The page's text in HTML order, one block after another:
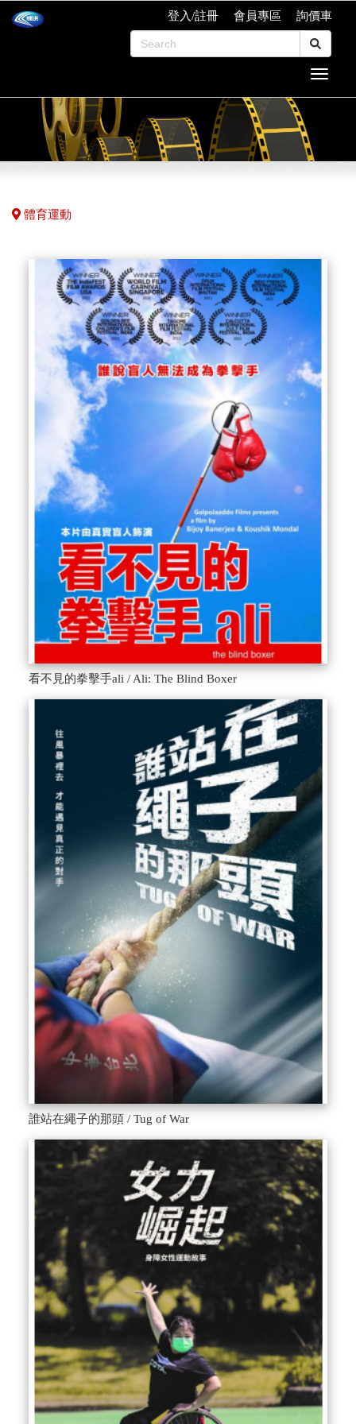
登入/註冊 會員專區 詢價車
體育運動
看不見的拳擊手ali / Ali: The Blind Boxer
誰站在繩子的那頭 / Tug of War